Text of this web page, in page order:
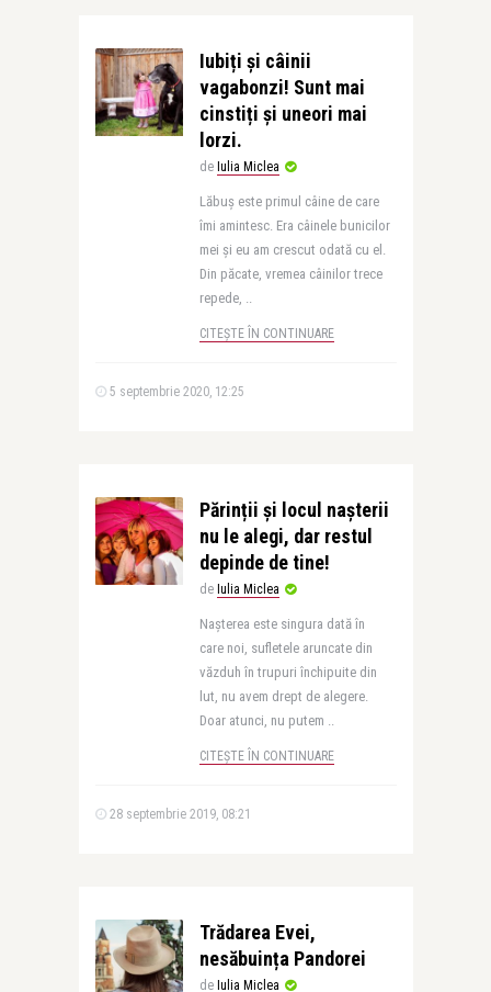
Iubiți și câinii
vagabonzi! Sunt mai
cinstiți și uneori mai
lorzi.
de Iulia Miclea
Lăbuș este primul câine de care
îmi amintesc. Era câinele bunicilor
mei și eu am crescut odată cu el.
Din păcate, vremea câinilor trece
repede, ..
CITEȘTE ÎN CONTINUARE
5 septembrie 2020, 12:25
Părinții și locul nașterii
nu le alegi, dar restul
depinde de tine!
de Iulia Miclea
Nașterea este singura dată în
care noi, sufletele aruncate din
văzduh în trupuri închipuite din
lut, nu avem drept de alegere.
Doar atunci, nu putem ..
CITEȘTE ÎN CONTINUARE
28 septembrie 2019, 08:21
Trădarea Evei,
nesăbuința Pandorei
de Iulia Miclea